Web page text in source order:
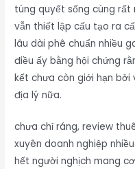
túng quyết sống cùng rất
vẫn thiết lập cấu tạo ra
lâu dài phê chuẩn nhiều
điều ấy bằng hội chứng
kết chưa còn giới hạn bởi
địa lý nữa.
chưa chỉ ráng, review
xuyên doanh nghiệp
hết người nghịch mang